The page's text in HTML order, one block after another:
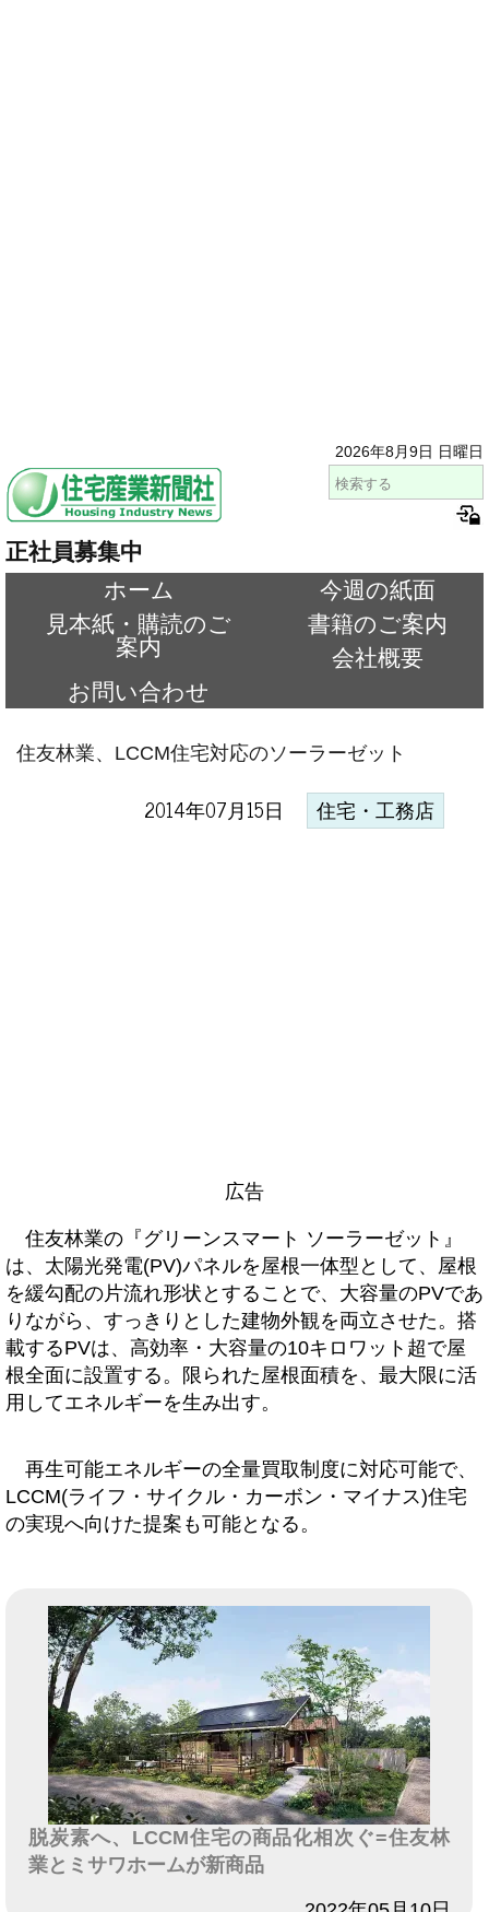
2026年8月9日 日曜日
正社員募集中
ホーム
今週の紙面
見本紙・購読のご
案内
書籍のご案内
会社概要
お問い合わせ
住友林業、LCCM住宅対応のソーラーゼット
2014年07月15日 住宅・工務店
広告
住友林業の『グリーンスマート ソーラーゼット』
は、太陽光発電(PV)パネルを屋根一体型として、屋根
を緩勾配の片流れ形状とすることで、大容量のPVであ
りながら、すっきりとした建物外観を両立させた。搭
載するPVは、高効率・大容量の10キロワット超で屋
根全面に設置する。限られた屋根面積を、最大限に活
用してエネルギーを生み出す。
再生可能エネルギーの全量買取制度に対応可能で、
LCCM(ライフ・サイクル・カーボン・マイナス)住宅
の実現へ向けた提案も可能となる。
脱炭素へ、LCCM住宅の商品化相次ぐ=住友林
業とミサワホームが新商品